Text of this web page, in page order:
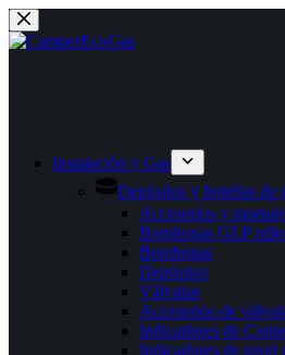
Saltar
al
contenido
Instalación y Gas
Depósitos y botellas de
Accesorios y
Bombonas GLP
Bombonas
Depósitos
Válvulas
Accesorios de
Indicadores de
Indicadores de nivel